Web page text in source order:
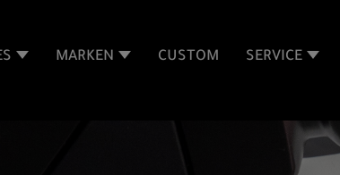
MARKEN CUSTOM SERVICE